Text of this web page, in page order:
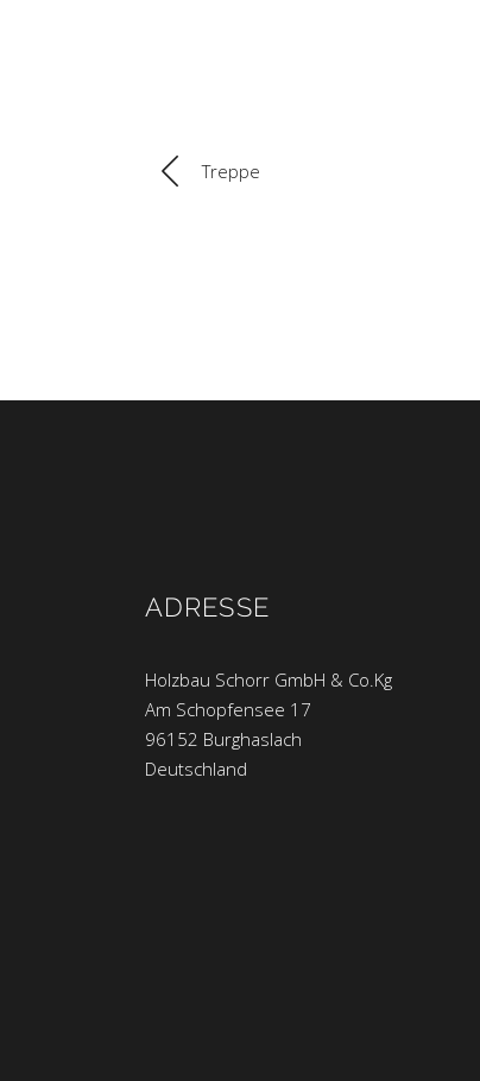
Treppe
ADRESSE
Holzbau Schorr GmbH & Co.Kg
Am Schopfensee 17
96152 Burghaslach
Deutschland